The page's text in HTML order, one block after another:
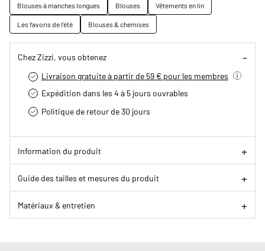
Blouses à manches longues Blouses
Vêtements en lin
Les favoris de l'été
Blouses & chemises
Chez Zizzi, vous obtenez
Livraison gratuite à partir de 59 € pour les membres
Expédition dans les 4 à 5 jours ouvrables
Politique de retour de 30 jours
Information du produit
Guide des tailles et mesures du produit
Matériaux & entretien